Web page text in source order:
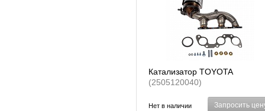
Катализатор TOYOTA
(2505120040)
Нет в наличии Запросить